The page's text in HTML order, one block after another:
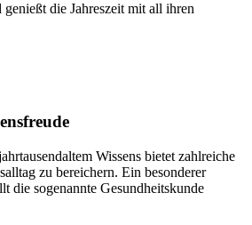
die Jahreszeit mit all ihren
Wissens bietet zahlreiche
zu bereichern. Ein besonderer
die sogenannte Gesundheitskunde